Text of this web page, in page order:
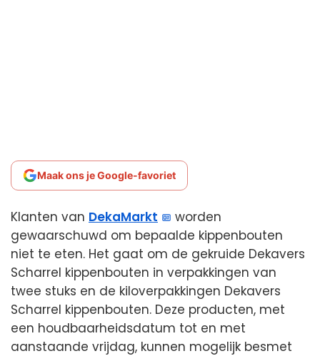
Maak ons je Google-favoriet
Klanten van DekaMarkt
worden
gewaarschuwd om bepaalde kippenbouten
niet te eten. Het gaat om de gekruide Dekavers
Scharrel kippenbouten in verpakkingen van
twee stuks en de kiloverpakkingen Dekavers
Scharrel kippenbouten. Deze producten, met
een houdbaarheidsdatum tot en met
aanstaande vrijdag, kunnen mogelijk besmet